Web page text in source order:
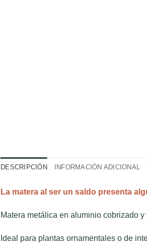
DESCRIPCIÓN INFORMACIÓN ADICIONAL
La matera al ser un saldo presenta
Matera metálica en aluminio cobrizado
Ideal para plantas ornamentales o de